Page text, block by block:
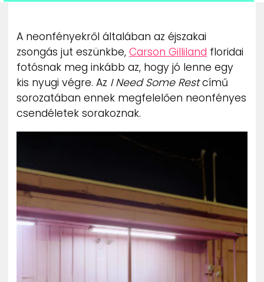
UTCA
ZENE
MÉDIAAJÁNLAT
IMPRESSZUM
ADATKEZELÉSI TÁJÉKOZTATÓ
A neonfényekről általában az éjszakai
zsongás jut eszünkbe, Carson Gilliland floridai
fotósnak meg inkább az, hogy jó lenne egy
kis nyugi végre. Az I Need Some Restcímű
sorozatában ennek megfelelően neonfényes
csendéletek sorakoznak.